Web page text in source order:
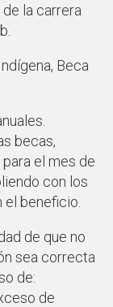
la carrera
Beca
becas,
el mes de
con los
beneficio.
de que no
sea correcta
de:
de